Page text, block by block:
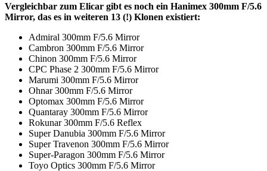
Vergleichbar zum Elicar gibt es noch ein Hanimex 300mm F/5.6
Mirror, das es in weiteren 13 (!) Klonen existiert:
Admiral 300mm F/5.6 Mirror
Cambron 300mm F/5.6 Mirror
Chinon 300mm F/5.6 Mirror
CPC Phase 2 300mm F/5.6 Mirror
Marumi 300mm F/5.6 Mirror
Ohnar 300mm F/5.6 Mirror
Optomax 300mm F/5.6 Mirror
Quantaray 300mm F/5.6 Mirror
Rokunar 300mm F/5.6 Reflex
Super Danubia 300mm F/5.6 Mirror
Super Travenon 300mm F/5.6 Mirror
Super-Paragon 300mm F/5.6 Mirror
Toyo Optics 300mm F/5.6 Mirror